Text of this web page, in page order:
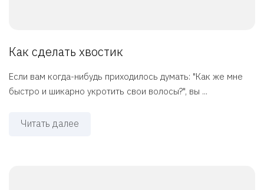
Как сделать хвостик
Если вам когда-нибудь приходилось думать: "Как же мне
быстро и шикарно укротить свои волосы?", вы ...
Читать далее